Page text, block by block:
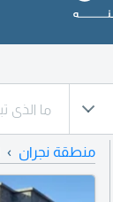
منطقة نجران